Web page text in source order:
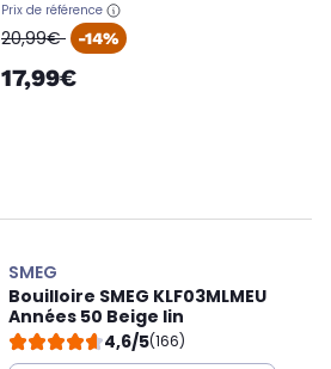
Prix de référence
oldPrice
20,99€ -14%
17,99€
SMEG
Bouilloire SMEG KLF03MLMEU
Années 50 Beige lin
4,6/5(166)